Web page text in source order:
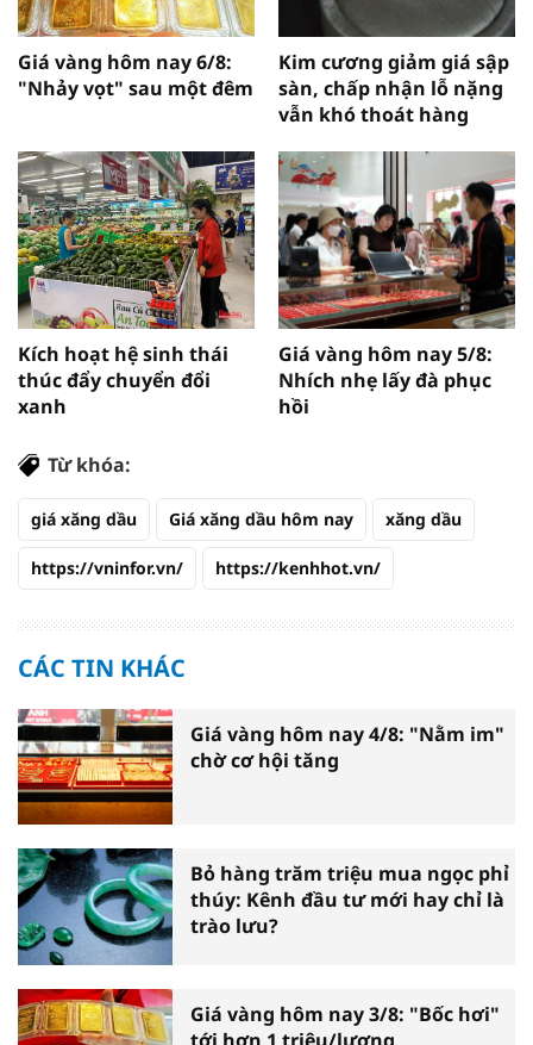
Giá vàng hôm nay 6/8:
"Nhảy vọt" sau một đêm
Kim cương giảm giá sập
sàn, chấp nhận lỗ nặng
vẫn khó thoát hàng
Kích hoạt hệ sinh thái
thúc đẩy chuyển đổi
xanh
Giá vàng hôm nay 5/8:
Nhích nhẹ lấy đà phục
hồi
Từ khóa:
giá xăng dầu Giá xăng dầu hôm nay xăng dầu
https://vninfor.vn/ https://kenhhot.vn/
CÁC TIN KHÁC
Giá vàng hôm nay 4/8: "Nằm im"
chờ cơ hội tăng
Bỏ hàng trăm triệu mua ngọc phỉ
thúy: Kênh đầu tư mới hay chỉ là
trào lưu?
Giá vàng hôm nay 3/8: "Bốc hơi"